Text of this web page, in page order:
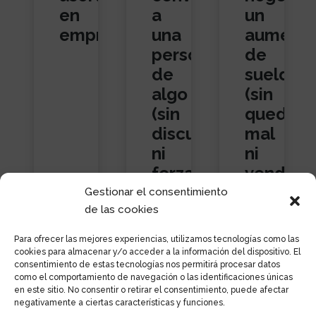
Gestionar el consentimiento
de las cookies
Para ofrecer las mejores experiencias, utilizamos tecnologías como las
cookies para almacenar y/o acceder a la información del dispositivo. El
consentimiento de estas tecnologías nos permitirá procesar datos
como el comportamiento de navegación o las identificaciones únicas
en este sitio. No consentir o retirar el consentimiento, puede afectar
negativamente a ciertas características y funciones.
en
empresas
a
una
persona
de
algo
(sin
discutir
ni
forzar
la
situación)
un
de
sueldo
(sin
quedar
mal
ni
barato)